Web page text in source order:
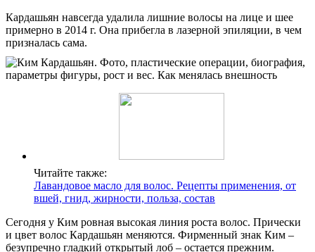
Кардашьян навсегда удалила лишние волосы на лице и шее
примерно в 2014 г. Она прибегла в лазерной эпиляции, в чем
призналась сама.
Читайте также:
Лавандовое масло для волос. Рецепты применения, от
вшей, гнид, жирности, польза, состав
Сегодня у Ким ровная высокая линия роста волос. Прически
и цвет волос Кардашьян меняются. Фирменный знак Ким –
безупречно гладкий открытый лоб – остается прежним.